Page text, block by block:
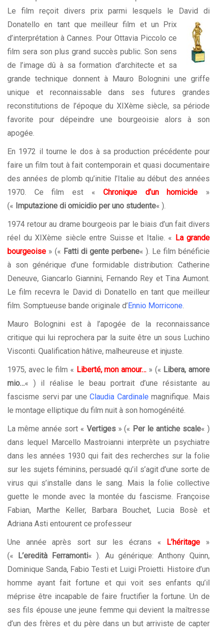
Le film reçoit divers prix parmi lesquels le David di
Donatelloen tant que meilleur film et un Prix
d’interprétation à Cannes. Pour Ottavia Piccolo ce
film sera son plus grand succès public. Son sens
de l’image dû à sa formation d’architecte et sa
grande technique donnent à Mauro Bolognini une griffe
unique et reconnaissable dans ses futures grandes
reconstitutions de l’époque du XIXème siècle, sa période
favorite pour dépeindre une bourgeoisie alors à son
apogée.
En 1972 il tourne le dos à sa production précédente pour
faire un film tout à fait contemporain et quasi documentaire
des années de plomb qu’initie l’Italie au début des années
1970. Ce film est «Chronique d’un homicide »
(« Imputazione di omicidio per uno studente« ).
1974 retour au drame bourgeois par le biais d’un fait divers
réel du XIXème siècle entre Suisse et Italie. « La grande
bourgeoise » (« Fatti di gente perbene« ). Le film bénéficie
à son générique d’une formidable distribution: Catherine
Deneuve, Giancarlo Giannini, Fernando Rey et Tina Aumont.
Le film recevra le David di Donatello en tant que meilleur
film. Somptueuse bande originale d’ Ennio Morricone.
Mauro Bolognini est à l’apogée de la reconnaissance
critique qui lui reprochera par la suite être un sous Luchino
Visconti. Qualification hâtive, malheureuse et injuste.
1975, avec le film « Liberté, mon amour… » (« Libera, amore
mio…« ) il réalise le beau portrait d’une résistante au
fascisme servi par uneClaudia Cardinale magnifique. Mais
le montage elliptique du film nuit à son homogénéité.
La même année sort « Vertiges» (« Per le antiche scale« )
dans lequel Marcello Mastroianni interprète un psychiatre
dans les années 1930 qui fait des recherches sur la folie
sur les sujets féminins, persuadé qu’il s’agit d’une sorte de
virus qui s’installe dans le sang. Mais la folie collective
guette le monde avec la montée du fascisme. Françoise
Fabian, Marthe Keller, Barbara Bouchet, Lucia Bosè et
Adriana Asti entourent ce professeur
Une année après sort sur les écrans «
L’héritage »
(«
L’eredità Ferramonti« ). Au générique: Anthony Quinn,
Dominique Sanda, Fabio Testi et Luigi Proietti. Histoire d’un
homme ayant fait fortune et qui voit ses enfants qu’il
méprise être incapable de faire fructifier la fortune. Un de
ses fils épouse une jeune femme qui devient la maîtresse
d’un des frères et du père dans un but arriviste de capter